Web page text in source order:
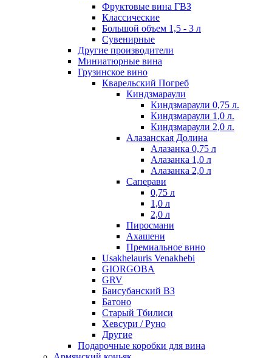
Фруктовые вина ГВЗ
Классические
Большой объем 1,5 - 3 л
Сувенирные
Другие производители
Миниатюрные вина
Грузинское вино
Кварельский Погреб
Киндзмараули
Киндзмараули 0,75 л.
Киндзмараули 1,0 л.
Киндзмараули 2,0 л.
Алазанская Долина
Алазанка 0,75 л
Алазанка 1,0 л
Алазанка 2,0 л
Саперави
0,75 л
1,0 л
2,0 л
Пиросмани
Ахашени
Премиальное вино
Usakhelauris Venakhebi
GIORGOBA
GRV
Баисубанский ВЗ
Батоно
Старый Тбилиси
Хевсури / Руно
Другие
Подарочные коробки для вина